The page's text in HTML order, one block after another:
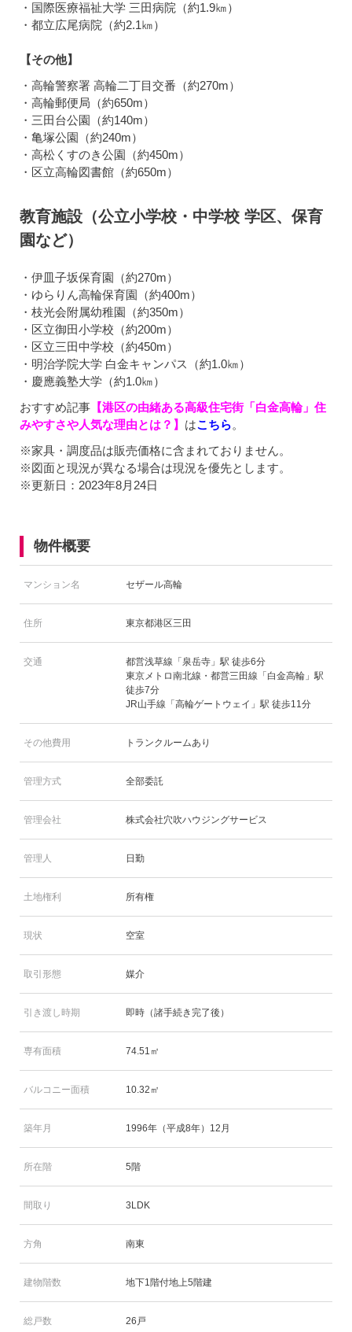
・国際医療福祉大学 三田病院（約1.9㎞）
・都立広尾病院（約2.1㎞）
【その他】
・高輪警察署 高輪二丁目交番（約270m）
・高輪郵便局（約650m）
・三田台公園（約140m）
・亀塚公園（約240m）
・高松くすのき公園（約450m）
・区立高輪図書館（約650m）
教育施設（公立小学校・中学校 学区、保育
園など）
・伊皿子坂保育園（約270m）
・ゆらりん高輪保育園（約400m）
・枝光会附属幼稚園（約350m）
・区立御田小学校（約200m）
・区立三田中学校（約450m）
・明治学院大学 白金キャンパス（約1.0㎞）
・慶應義塾大学（約1.0㎞）
おすすめ記事 【港区の由緒ある高級住宅街「白金高輪」住
みやすさや人気な理由とは？】 はこちら。
※家具・調度品は販売価格に含まれておりません。
※図面と現況が異なる場合は現況を優先とします。
※更新日：2023年8月24日
物件概要
マンション名 セザール高輪
住所 東京都港区三田
交通
都営浅草線「泉岳寺」駅 徒歩6分
東京メトロ南北線・都営三田線「白金高輪」駅
徒歩7分
JR山手線「高輪ゲートウェイ」駅 徒歩11分
その他費用 トランクルームあり
管理方式 全部委託
管理会社 株式会社穴吹ハウジングサービス
管理人 日勤
土地権利 所有権
現状 空室
取引形態 媒介
引き渡し時期 即時（諸手続き完了後）
専有面積 74.51㎡
バルコニー面積 10.32㎡
築年月 1996年（平成8年）12月
所在階 5階
間取り 3LDK
方角 南東
建物階数 地下1階付地上5階建
総戸数 26戸